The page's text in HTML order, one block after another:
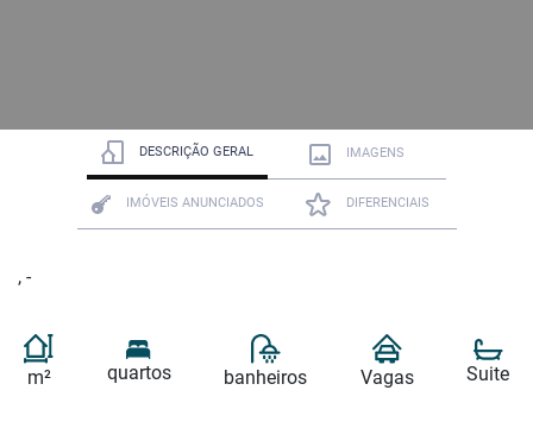
DESCRIÇÃO GERAL IMAGENS
IMÓVEIS ANUNCIADOS DIFERENCIAIS
, -
m² quartos banheiros Vagas Suite